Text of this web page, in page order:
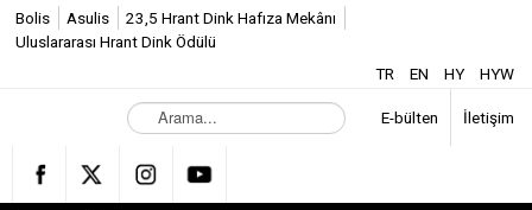
Bolis Asulis
23,5 Hrant Dink Hafıza Mekânı
Uluslararası Hrant Dink Ödülü
TR
EN HY HYW
A
r
m
a
E-bülten İletişim